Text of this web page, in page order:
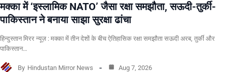
मक्का में ‘इस्लामिक NATO’ जैसा रक्षा समझौता, सऊदी-तुर्की-
पाकिस्तान ने बनाया साझा सुरक्षा ढांचा
हिन्दुस्तान मिरर न्यूज़ : मक्का में तीन देशों के बीच ऐतिहासिक रक्षा समझौता सऊदी अरब, तुर्की और
पाकिस्तान…
By Hindustan Mirror News Aug 7, 2026